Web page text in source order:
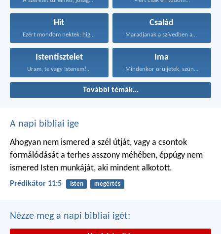
Hit
Ezért mondom nektek: higgyétek...
Család
Maradjanak a szívedben azok...
Istentisztelet
Uram, te vagy Istenem!...
Ima
Mindenkor örüljetek, szüntelenül imádkozzatok...
További témák...
A napi bibliai ige
Ahogyan nem ismered a szél útját, vagy a csontok
formálódását a terhes asszony méhében, éppúgy nem
ismered Isten munkáját, aki mindent alkotott.
Prédikátor 11:5 Isten megértés
Nézze meg a napi bibliai igét: